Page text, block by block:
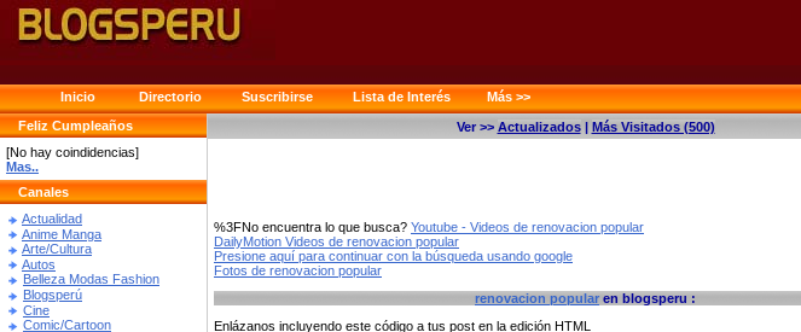
Inicio Directorio Suscribirse Lista de Interés
Más >>
Feliz Cumpleaños
[No hay coindidencias]
Mas..
Canales
Actualidad
Anime Manga
Arte/Cultura
Autos
Belleza Modas Fashion
Blogsperú
Cine
Comic/Cartoon
Ver >> Actualizados| Más Visitados (500)
%3FNo encuentra lo que busca? Youtube - Videos de renovacion popular
DailyMotion Videos de renovacion popular
Presione aquí para continuar con la búsqueda usando google
Fotos de renovacion popular
renovacion popularen blogsperu :
Enlázanos incluyendo este código a tus post en la edición HTML